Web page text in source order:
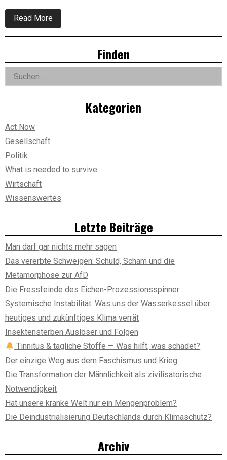
Read More
Liebe
und
Fromm
Right
Asides
Finden
Suchen
nach:
Kategorien
Act Now
Gesellschaft
Politik
What is needed to survive
Wirtschaft
Wissenswertes
Letzte Beiträge
Man darf gar nichts mehr sagen
Das vererbte Schweigen: Schuld, Scham und die
Metamorphose zur AfD
Die Fressfeinde des Eichen-Prozessionsspinner
Systemische Instabilität: Was uns der Wasserkessel über
heutiges und zukünftiges Klima verrät
Insektensterben Auslöser und Folgen
Tinnitus & tägliche Stoffe — Was hilft, was schadet?
Der einzige Weg aus dem Faschismus und Krieg
Die Transformation der Männlichkeit als zivilisatorische
Notwendigkeit
Hat unsere kranke Welt nur ein Mengenproblem?
Die Deindustrialisierung Deutschlands durch Klimaschutz?
Archiv